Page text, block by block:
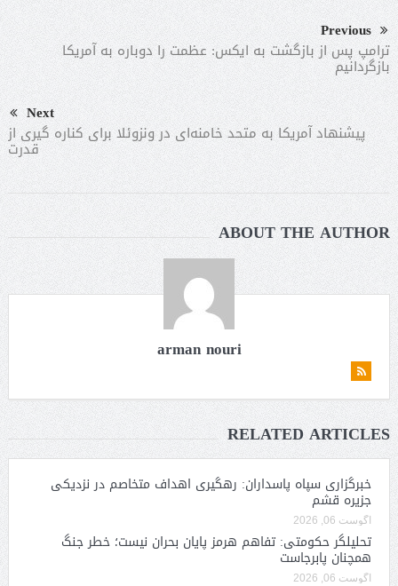
Previous
ترامپ پس از بازگشت به ایکس: عظمت را دوباره به آمریکا
بازگردانیم
Next
پیشنهاد آمریکا به متحد خامنه‌ای در ونزوئلا برای کناره‌ گیری از
قدرت
ABOUT THE AUTHOR
arman nouri
RELATED ARTICLES
خبرگزاری سپاه پاسداران: رهگیری اهداف متخاصم در نزدیکی
جزیره قشم
آگوست 06, 2026
تحلیلگر حکومتی: تفاهم هرمز پایان بحران نیست؛ خطر جنگ
همچنان پابرجاست
آگوست 06, 2026